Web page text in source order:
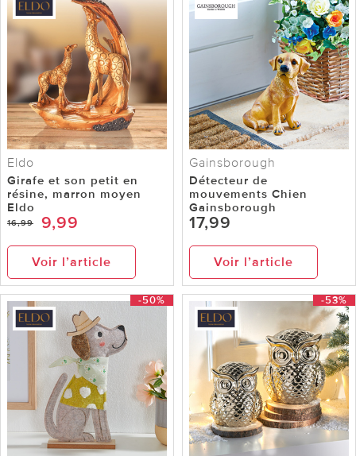
Eldo
Girafe et son petit en
résine, marron moyen
Eldo
16,99 9,99
Voir l’article
Gainsborough
Détecteur de
mouvements Chien
Gainsborough
17,99
Voir l’article
-50% -53%